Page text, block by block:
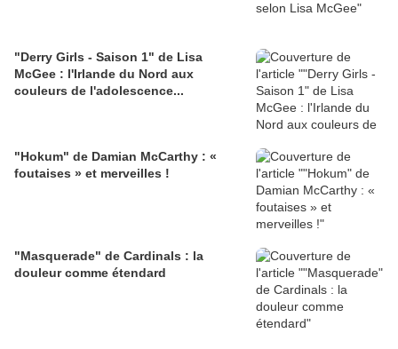
"Derry Girls - Saison 1" de Lisa
McGee : l'Irlande du Nord aux
couleurs de l'adolescence...
"Hokum" de Damian McCarthy : «
foutaises » et merveilles !
"Masquerade" de Cardinals : la
douleur comme étendard